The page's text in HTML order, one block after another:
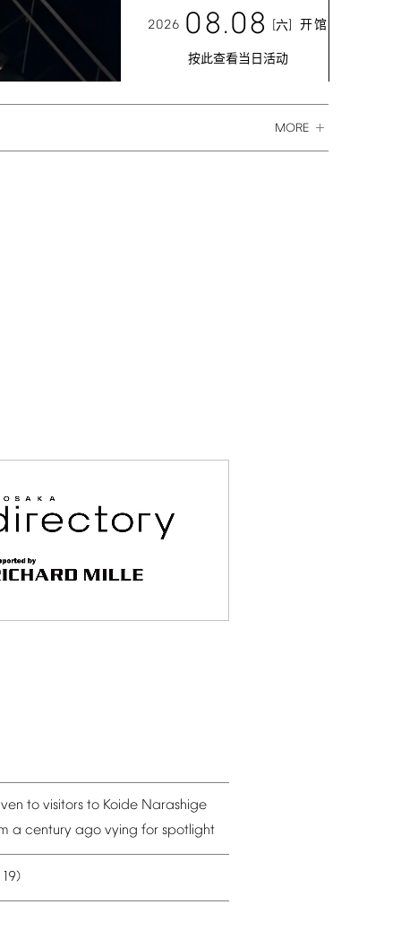
2026 08.08 [六] 开馆
按此查看当日活动
MORE
to visitors to Koide Narashige
a century ago vying for spotlight
19)